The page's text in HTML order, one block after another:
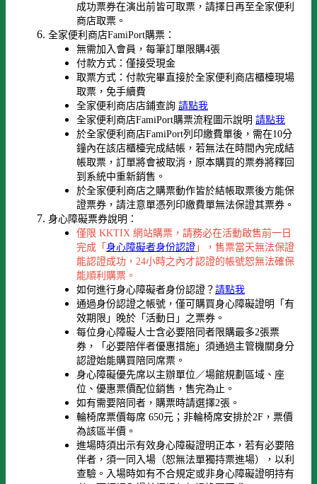
成功票券在演出前皆可取票，請擇日再至全家便利
商店取票。
全家便利商店FamiPort購票：
無需加入會員，每筆訂單限購4張
付款方式：僅接受現金
取票方式：付款完畢直接於全家便利商店櫃檯現場
取票，免手續費
全家便利商店店鋪查詢 請點我
全家便利商店FamiPort購票流程圖示說明 請點我
於全家便利商店FamiPort列印繳費單後，需在10分
鐘內在該店櫃檯完成結帳，若無法在時間內完成結
帳取票，訂單將會被取消，原本購買的票券將釋回
到系統中重新銷售。
於全家便利商店之購票動作皆於結帳取票後方能保
證票券，請注意單憑列印繳費單無法保證其票券。
身心障礙票券說明：
僅限 KKTIX 網站購票，請務必在活動啟售前一日
完成「 身心障礙者身份認證 」，售票當天無法保證
能認證成功，24小時之內才認證的帳號恕無法確保
能順利購票。
如何進行身心障礙者身份認證？ 請點我
通過身份認證之帳號，僅可購買身心障礙證明「有
效期限」晚於「活動日」之票券。
每位身心障礙人士含必要陪同者限購最多2張票
券，「必要陪伴者優惠措施」須通過主管機關身分
認證始能購買陪同席票。
身心障礙優先席以主辦單位／場館規劃區域、座
位、優惠票價配位銷售，售完為止。
如有需要陪同者，購票時請選擇2張。
輪椅席票價每席 650元；非輪椅席安排於2F，票價
為該區半價。
進場時須出示有效身心障礙證明正本，若有必要陪
伴者，須一同入場（恕無法單獨持票進場），以利
查驗。入場時如有不合規定或非身心障礙證明持有